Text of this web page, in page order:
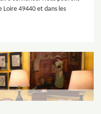
Loire 49440 et dans les